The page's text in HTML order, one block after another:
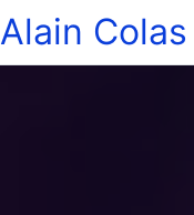
Alain Colas